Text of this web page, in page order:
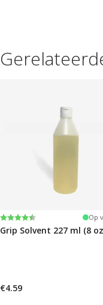
Beoordeling:
4.6 uit 5 sterren Op
Grip Solvent 227 ml (8
€4.59